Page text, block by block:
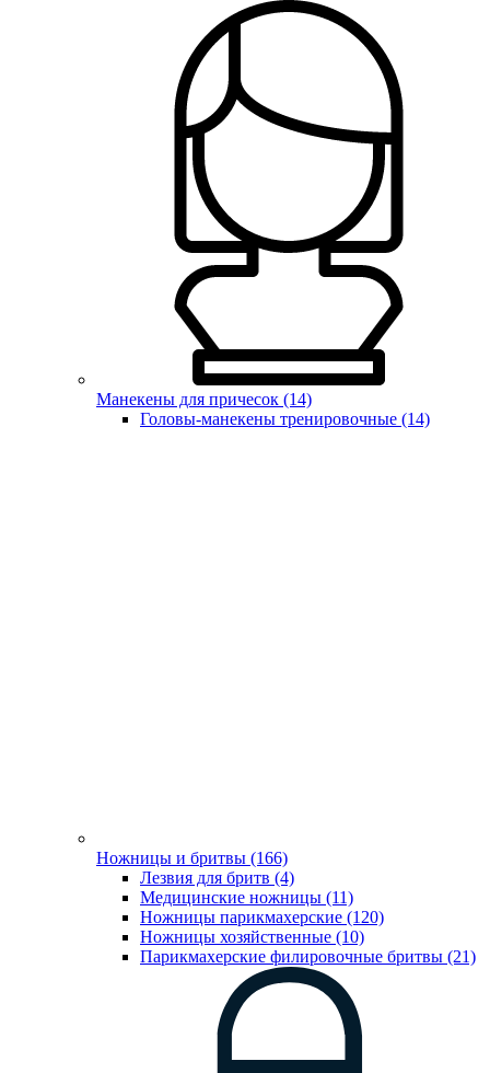
Манекены для причесок (14)
Головы-манекены тренировочные (14)
Ножницы и бритвы (166)
Лезвия для бритв (4)
Медицинские ножницы (11)
Ножницы парикмахерские (120)
Ножницы хозяйственные (10)
Парикмахерские филировочные бритвы (21)